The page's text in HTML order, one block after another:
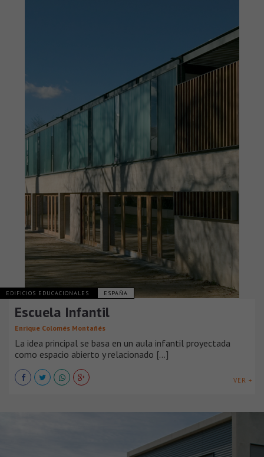
EDIFICIOS EDUCACIONALES ESPAÑA
Escuela Infantil
Enrique Colomés Montañés
La idea principal se basa en un aula infantil proyectada
como espacio abierto y relacionado [...]
VER +